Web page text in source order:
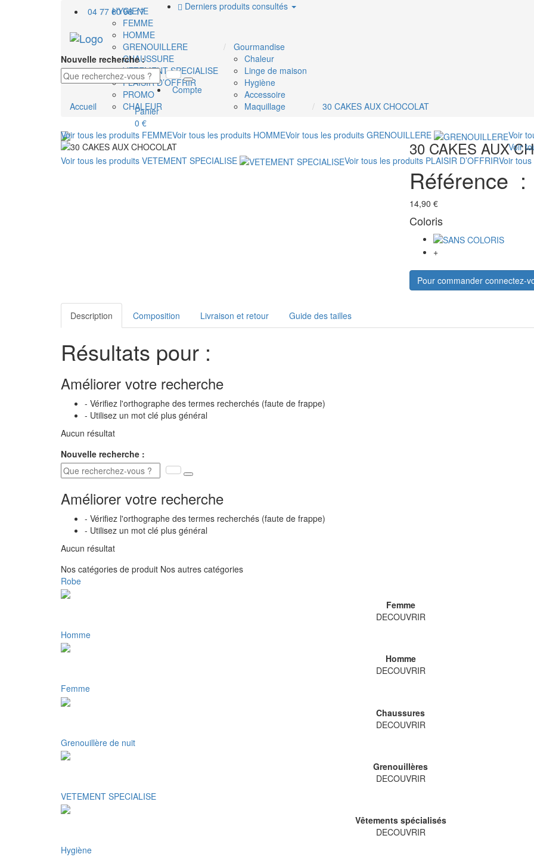
04 77 60 98 17 Derniers produits consultés
Nouvelle recherche :
Compte
Panier
0 €
Voir tous les produits FEMMEVoir tous les produits HOMMEVoir tous les produits GRENOUILLERE
Voir
Voir
Voir tous les produits VETEMENT SPECIALISE Voir tous les produits PLAISIR D’OFFRIRVoir
Accueil
HYGIENE
FEMME
HOMME
GRENOUILLERE
CHAUSSURE
VETEMENT SPECIALISE
PLAISIR D’OFFRIR
PROMO
CHALEUR
Gourmandise
Chaleur
Linge de maison
Hygiène
Accessoire
Maquillage
30 CAKES AUX CHOCOLAT
30 CAKES AUX
14,90 €
Coloris
+
Pour commander connectez-
Description Composition Livraison et retour Guide des tailles
Résultats pour :
Améliorer votre recherche
- Vérifiez l'orthographe des termes recherchés (faute de frappe)
- Utilisez un mot clé plus général
Aucun résultat
Nouvelle recherche :
Améliorer votre recherche
- Vérifiez l'orthographe des termes recherchés (faute de frappe)
- Utilisez un mot clé plus général
Aucun résultat
Nos catégories de produit Nos autres catégories
Robe
Femme
DECOUVRIR
Homme
Homme
DECOUVRIR
Femme
Chaussures
DECOUVRIR
Grenouillère de nuit
Grenouillères
DECOUVRIR
VETEMENT SPECIALISE
Vêtements spécialisés
DECOUVRIR
Hygiène